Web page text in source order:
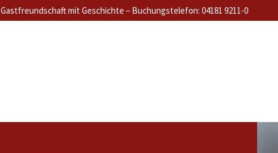
Gastfreundschaft mit Geschichte – Buchungstelefon: 04181 9211-0